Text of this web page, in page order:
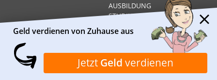
AUSBILDUNG
STUDIUM
GEHÄLTER
Impressum Datenschutz Kontakt
Über Heimarbeit.de
© 2026I❶I Heimarbeit.de
Geld verdienen von Zuhause aus
Jetzt Geld verdienen